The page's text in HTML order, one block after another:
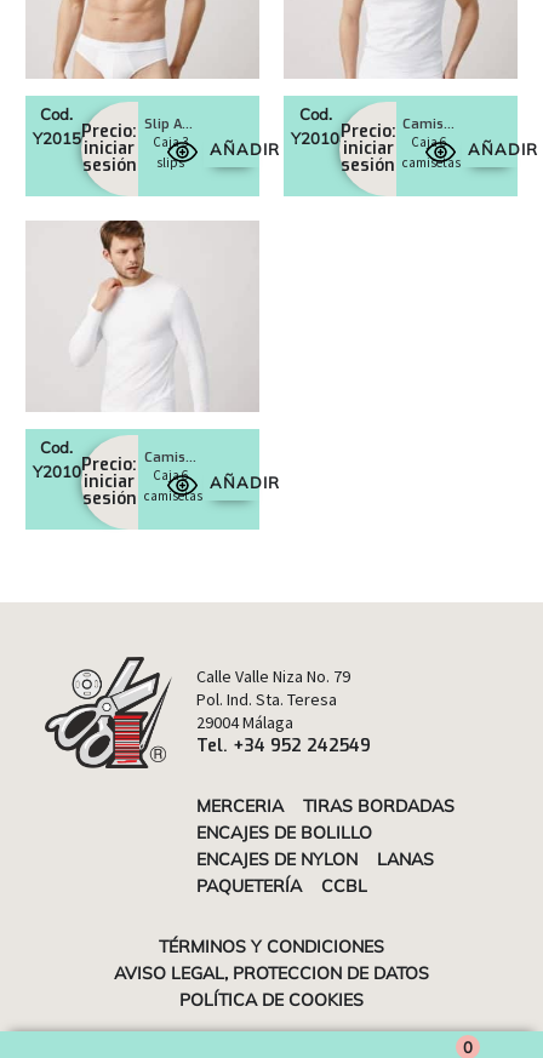
Cod.
Y20150Precio:
iniciar
sesión
Slip Art. 20150
Caja 3
slips
AÑADIR
Cod.
Y20104Precio:
iniciar
sesión
Camiseta tirantes Art. 20104
Caja 6
camisetas
AÑADIR
Cod.
Y20103Precio:
iniciar
sesión
Camiseta mangas largas Art. 20103
Caja 6
camisetas
AÑADIR
0
Calle Valle Niza No. 79
Pol. Ind. Sta. Teresa
29004 Málaga
Tel. +34 952 242549
TÉRMINOS Y CONDICIONES
AVISO LEGAL, PROTECCION DE DATOS
POLÍTICA DE COOKIES
MERCERIA
TIRAS BORDADAS
ENCAJES DE BOLILLO
ENCAJES DE NYLON
LANAS
PAQUETERÍA
CCBL
© 2023 DISMAMER S.L. Distribuidora de mercería, paquetería y